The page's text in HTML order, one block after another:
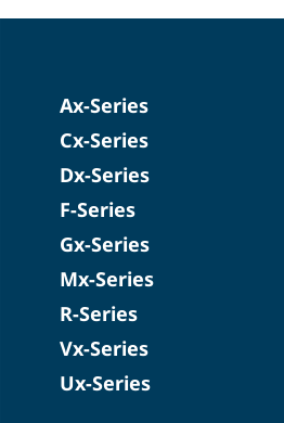
Ax-Series
Cx-Series
Dx-Series
F-Series
Gx-Series
Mx-Series
R-Series
Vx-Series
Ux-Series